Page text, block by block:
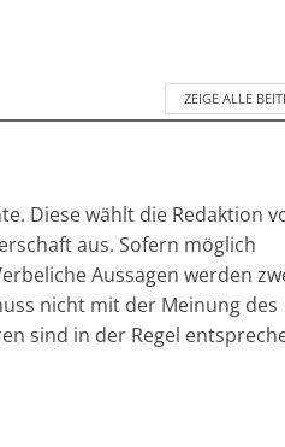
ZEIGE ALLE
Diese wählt die Redaktion
aus. Sofern möglich
Aussagen werden
nicht mit der Meinung des
sind in der Regel